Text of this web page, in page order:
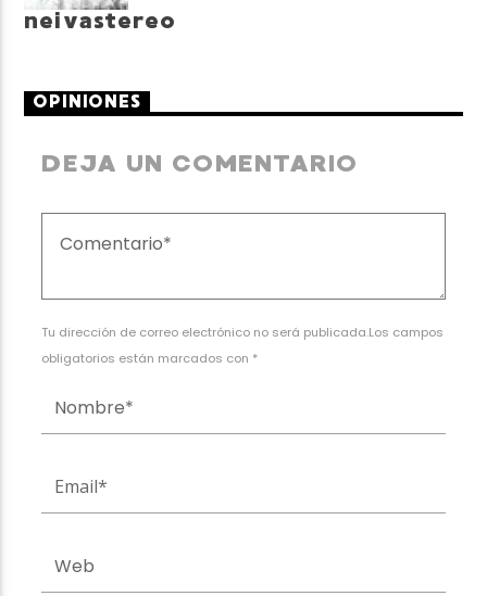
neivastereo
OPINIONES
DEJA UN COMENTARIO
Tu dirección de correo electrónico no será publicada.Los campos
obligatorios están marcados con *